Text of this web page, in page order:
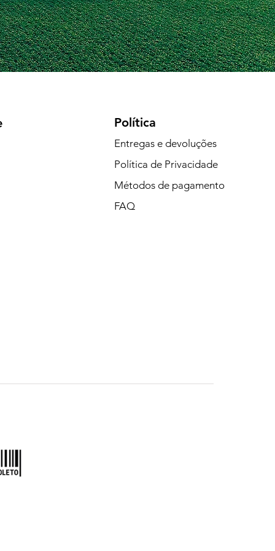
Política
Entregas e devoluções
Política de Privacidade
Métodos de pagamento
FAQ